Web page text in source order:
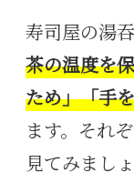
寿司屋の湯
茶の温度を
ため」「手
ます。それ
見てみましょ